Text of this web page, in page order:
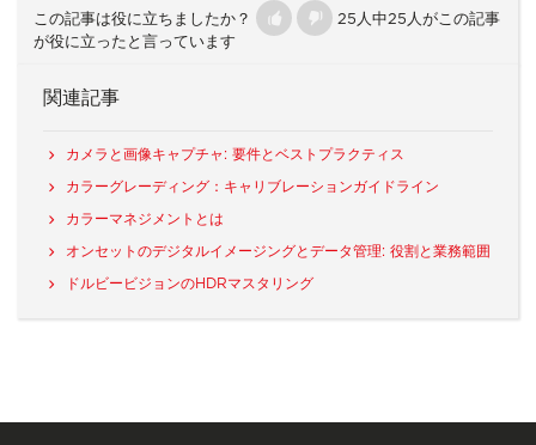
この記事は役に立ちましたか？
25人中25人がこの記事
が役に立ったと言っています
関連記事
カメラと画像キャプチャ: 要件とベストプラクティス
カラーグレーディング：キャリブレーションガイドライン
カラーマネジメントとは
オンセットのデジタルイメージングとデータ管理: 役割と業務範囲
ドルビービジョンのHDRマスタリング